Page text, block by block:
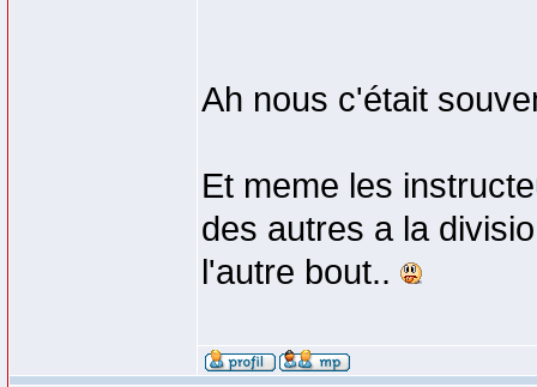
Ah nous c'était
Et meme les
des autres a la
l'autre bout..